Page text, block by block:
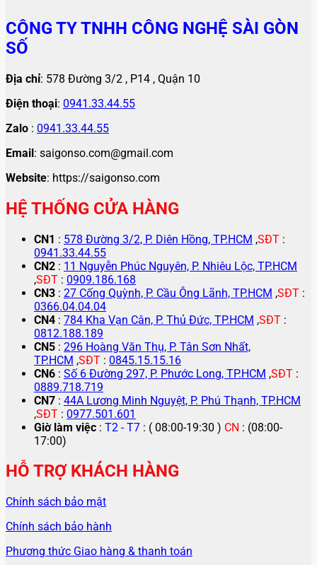
CÔNG TY TNHH CÔNG NGHỆ SÀI GÒN
SỐ
Địa chỉ: 578 Đường 3/2 , P14 , Quận 10
Điện thoại: 0941.33.44.55
Zalo : 0941.33.44.55
Email: saigonso.com@gmail.com
Website: https://saigonso.com
HỆ THỐNG CỬA HÀNG
CN1 : 578 Đường 3/2, P. Diên Hồng, TP.HCM ,SĐT :
0941.33.44.55
CN2 : 11 Nguyễn Phúc Nguyên, P. Nhiêu Lộc, TP.HCM
,SĐT : 0909.186.168
CN3 : 27 Cống Quỳnh, P. Cầu Ông Lãnh, TP.HCM ,SĐT :
0366.04.04.04
CN4 : 784 Kha Vạn Cân, P. Thủ Đức, TP.HCM ,SĐT :
0812.188.189
CN5 : 296 Hoàng Văn Thụ, P. Tân Sơn Nhất,
TP.HCM ,SĐT : 0845.15.15.16
CN6 : Số 6 Đường 297, P. Phước Long, TP.HCM ,SĐT :
0889.718.719
CN7 : 44A Lương Minh Nguyệt, P. Phú Thạnh, TP.HCM
,SĐT : 0977.501.601
Giờ làm việc : T2 - T7 : ( 08:00-19:30 ) CN : (08:00-
17:00)
HỖ TRỢ KHÁCH HÀNG
Chính sách bảo mật
Chính sách bảo hành
Phương thức Giao hàng & thanh toán